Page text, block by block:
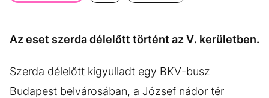
KÖZÉLET UTAZÁS
VIDEÓ TÖRTÉNETEK
Az eset szerda délelőtt történt az V. kerületben.
Szerda délelőtt kigyulladt egy BKV-busz
Budapest belvárosában, a József nádor tér